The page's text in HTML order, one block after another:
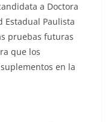
a Doctora
Estadual Paulista
pruebas futuras
que los
en la